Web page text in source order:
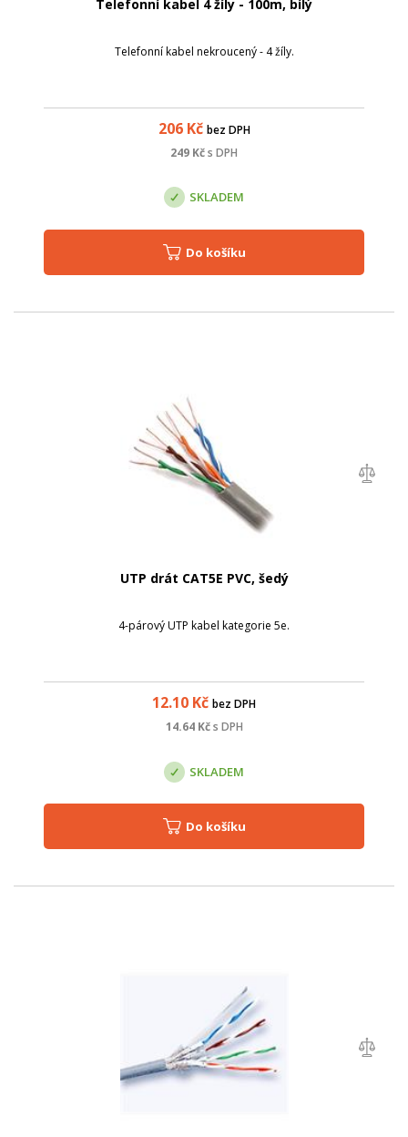
Telefonní kabel 4 žíly - 100m, bílý
Telefonní kabel nekroucený - 4 žíly.
206Kč bez DPH
249 Kčs DPH
SKLADEM
Do košíku
UTP drát CAT5E PVC, šedý
4-párový UTP kabel kategorie 5e.
12.10 Kč bez DPH
14.64Kč s DPH
SKLADEM
Do košíku